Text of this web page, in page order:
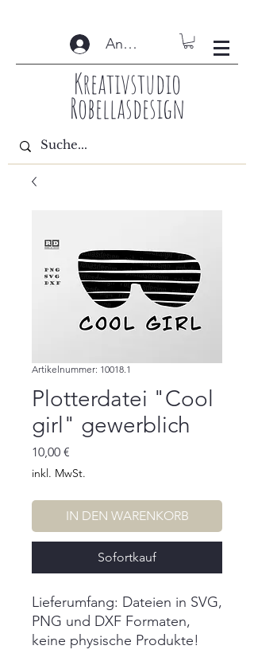
Anmelden
Kreativstudio
Robellasdesign
Artikelnummer: 10018.1
Plotterdatei "Cool
girl" gewerblich
10,00 €
inkl. MwSt.
IN DEN WARENKORB
Sofortkauf
Lieferumfang: Dateien in SVG,
PNG und DXF Formaten,
keine physische Produkte!